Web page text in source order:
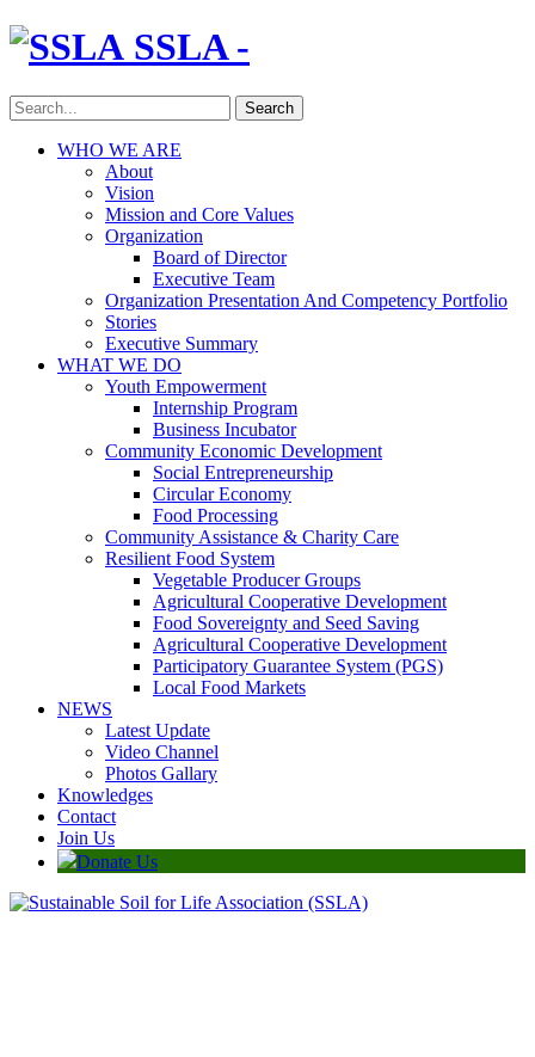
SSLA -
WHO WE ARE
About
Vision
Mission and Core Values
Organization
Board of Director
Executive Team
Organization Presentation And Competency Portfolio
Stories
Executive Summary
WHAT WE DO
Youth Empowerment
Internship Program
Business Incubator
Community Economic Development
Social Entrepreneurship
Circular Economy
Food Processing
Community Assistance & Charity Care
Resilient Food System
Vegetable Producer Groups
Agricultural Cooperative Development
Food Sovereignty and Seed Saving
Agricultural Cooperative Development
Participatory Guarantee System (PGS)
Local Food Markets
NEWS
Latest Update
Video Channel
Photos Gallary
Knowledges
Contact
Join Us
Donate Us